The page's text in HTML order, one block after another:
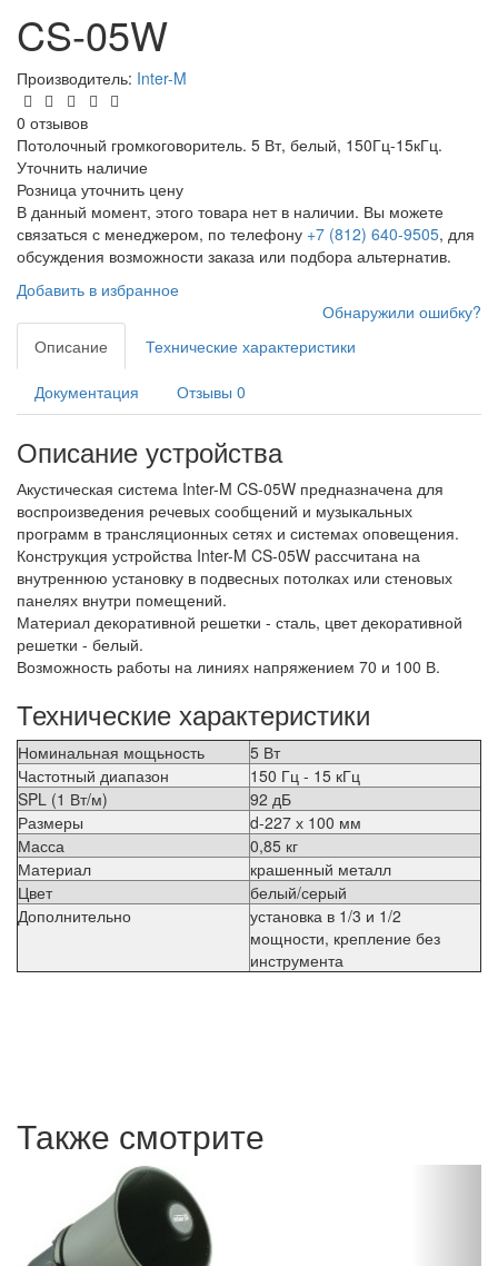
CS-05W
Производитель: Inter-M
0 отзывов
Потолочный громкоговоритель. 5 Вт, белый, 150Гц-15кГц.
Уточнить наличие
Розница уточнить цену
В данный момент, этого товара нет в наличии. Вы можете
связаться с менеджером, по телефону +7 (812) 640-9505, для
обсуждения возможности заказа или подбора альтернатив.
Добавить в избранное
Обнаружили ошибку?
Описание
Технические характеристики
Документация Отзывы 0
Описание устройства
Акустическая система Inter-M CS-05W предназначена для
воспроизведения речевых сообщений и музыкальных
программ в трансляционных сетях и системах оповещения.
Конструкция устройства Inter-M CS-05W рассчитана на
внутреннюю установку в подвесных потолках или стеновых
панелях внутри помещений.
Материал декоративной решетки - сталь, цвет декоративной
решетки - белый.
Возможность работы на линиях напряжением 70 и 100 В.
Технические характеристики
Номинальная мощьность
5 Вт
Частотный диапазон
150 Гц - 15 кГц
SPL (1 Вт/м)
92 дБ
Размеры
d-227 х 100 мм
Масса
0,85 кг
Материал
крашенный металл
Цвет
белый/серый
Дополнительно
установка в 1/3 и 1/2
мощности, крепление без
инструмента
Также смотрите